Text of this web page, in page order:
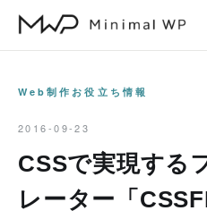
Web制作お役立ち情報
2016-09-23
CSSで実現する
レーター「